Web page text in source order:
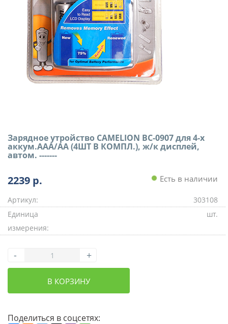
Зарядное утройство CAMELION BC-0907 для 4-х
аккум.AAA/AA (4ШТ В КОМПЛ.), ж/к дисплей,
автом. -------
2239 р. Есть в наличии
Артикул:
303108
Единица
измерения:
шт.
- +
В КОРЗИНУ
Поделиться в соцсетях: